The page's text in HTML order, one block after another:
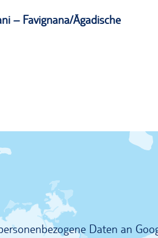
– Favignana/Ägadische
Daten an